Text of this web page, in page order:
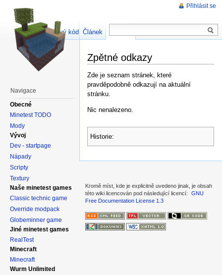
Zpětné odkazy
Zde je seznam stránek, které
pravděpodobně odkazují na aktuální
stránku.
Nic nenalezeno.
Historie:
Přihlásit se
Článek
Zdrojový kód stránky
Navigace
Obecné
Minetest TODO
Mody
Vývoj
Dev - startpage
Nápady
Scripty
Textury
Naše minetest games
Classic technic game
Override modpack
Globeminner game
Jiné minetest games
RealTest
Minecraft
Minecraft
Wurm Unlimited
Kromě míst, kde je explicitně uvedeno jinak, je obsah
této wiki licencován pod následující licencí:
GNU
Free Documentation License 1.3